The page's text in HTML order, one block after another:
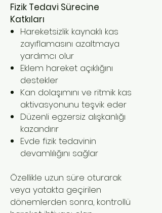
Fizik Tedavi Sürecine
Katkıları
Hareketsizlik kaynaklı kas
zayıflamasını azaltmaya
yardımcı olur
Eklem hareket açıklığını
destekler
Kan dolaşımını ve ritmik kas
aktivasyonunu teşvik eder
Düzenli egzersiz alışkanlığı
kazandırır
Evde fizik tedavinin
devamlılığını sağlar
Özellikle uzun süre oturarak
veya yatakta geçirilen
dönemlerden sonra, kontrollü